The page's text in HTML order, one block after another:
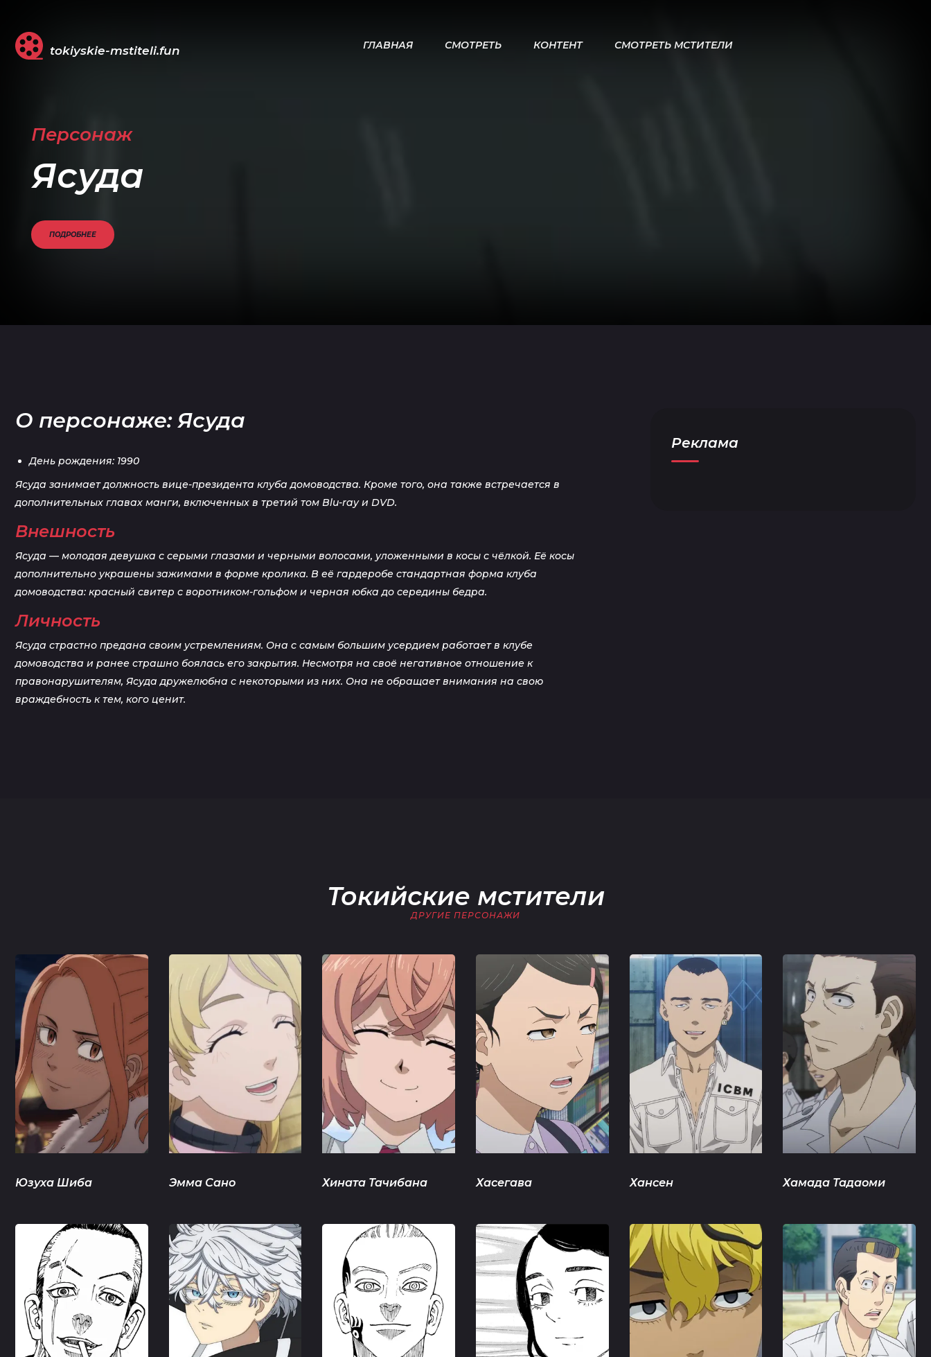
tokiyskie-mstiteli.fun ГЛАВНАЯ СМОТРЕТЬ КОНТЕНТ СМОТРЕТЬ МСТИТЕЛИ
Персонаж
Ясуда
ПОДРОБНЕЕ
О персонаже: Ясуда
День рождения: 1990
Ясуда занимает должность вице-президента клуба домоводства. Кроме того, она также встречается в
дополнительных главах манги, включенных в третий том Blu-ray и DVD.
Внешность
Ясуда — молодая девушка с серыми глазами и черными волосами, уложенными в косы с чёлкой. Её косы
дополнительно украшены зажимами в форме кролика. В её гардеробе стандартная форма клуба
домоводства: красный свитер с воротником-гольфом и черная юбка до середины бедра.
Личность
Ясуда страстно предана своим устремлениям. Она с самым большим усердием работает в клубе
домоводства и ранее страшно боялась его закрытия. Несмотря на своё негативное отношение к
правонарушителям, Ясуда дружелюбна с некоторыми из них. Она не обращает внимания на свою
враждебность к тем, кого ценит.
Реклама
Токийские мстители
ДРУГИЕ ПЕРСОНАЖИ
Юзуха Шиба Эмма Сано Хината Тачибана Хасегава Хансен Хамада Тадаоми